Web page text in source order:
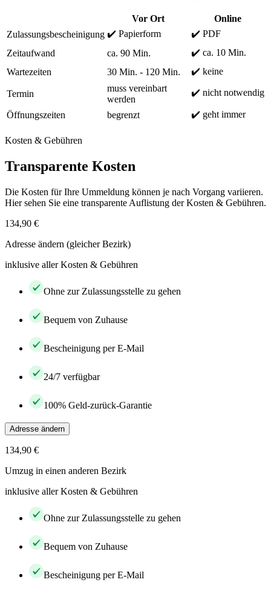
Vor Ort
Online
Zulassungsbescheinigung ✔️ Papierform
✔️ PDF
Zeitaufwand
ca. 90 Min.
✔️ ca. 10 Min.
Wartezeiten
30 Min. - 120 Min. ✔️ keine
Termin
muss vereinbart
werden
✔️ nicht notwendig
Öffnungszeiten begrenzt ✔️ geht immer
Kosten & Gebühren
Transparente Kosten
Die Kosten für Ihre Ummeldung können je nach Vorgang variieren.
Hier sehen Sie eine transparente Auflistung der Kosten & Gebühren.
134,90 €
Adresse ändern (gleicher Bezirk)
inklusive aller Kosten & Gebühren
Ohne zur Zulassungsstelle zu gehen
Bequem von Zuhause
Bescheinigung per E-Mail
24/7 verfügbar
100% Geld-zurück-Garantie
Adresse ändern
134,90 €
Umzug in einen anderen Bezirk
inklusive aller Kosten & Gebühren
Ohne zur Zulassungsstelle zu gehen
Bequem von Zuhause
Bescheinigung per E-Mail